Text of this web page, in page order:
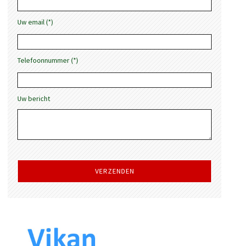
Uw email (*)
Telefoonnummer (*)
Uw bericht